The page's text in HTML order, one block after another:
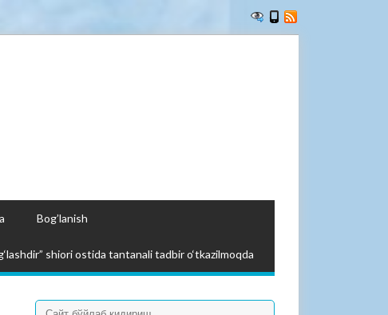
Bog’lanish
shiori ostida tantanali tadbir o‘tkazilmoqda